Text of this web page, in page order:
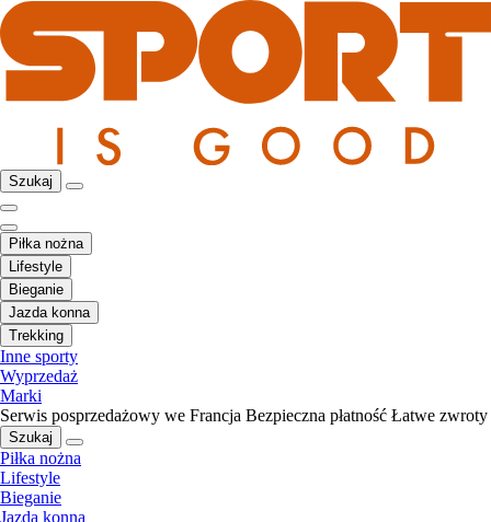
Szukaj
Piłka nożna
Lifestyle
Bieganie
Jazda konna
Trekking
Inne sporty
Wyprzedaż
Marki
Serwis posprzedażowy we Francja Bezpieczna płatność Łatwe zwroty
Szukaj
Piłka nożna
Lifestyle
Bieganie
Jazda konna